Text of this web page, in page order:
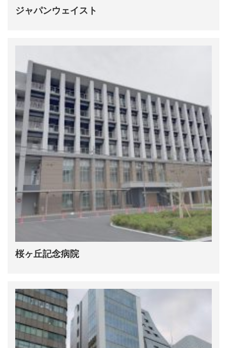
ジャパンウェイスト
桜ヶ丘記念病院